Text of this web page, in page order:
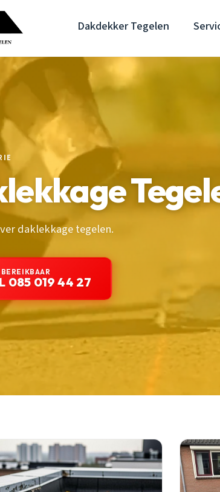
Dakdekker Tegelen
daklekkage tegelen.
BEREIKBAAR
085 019 44 27